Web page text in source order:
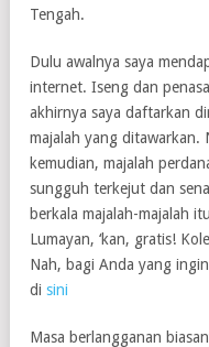
Tengah.
Dulu awalnya saya
internet. Iseng dan
akhirnya saya daftarkan
majalah yang ditawarkan.
kemudian, majalah
sungguh terkejut dan
berkala majalah-majalah
Lumayan, ‘kan, gratis!
Nah, bagi Anda yang
di sini
Masa berlangganan